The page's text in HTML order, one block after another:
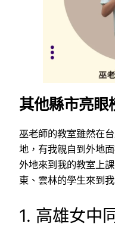
其他縣市亮眼
巫老師的教室雖然在
地，有我親自到外地
外地來到我的教室上
東、雲林的學生來到
1. 高雄女中